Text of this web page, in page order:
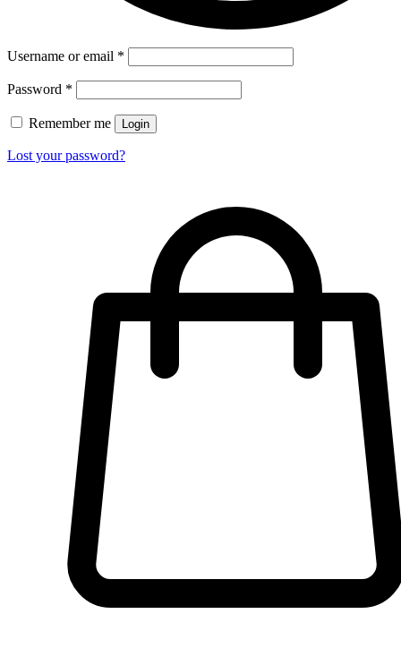
Username or email *
Password *
Remember me Login
Lost your password?